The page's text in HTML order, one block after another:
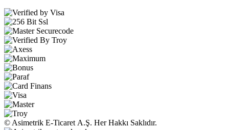
© Asimetrik E‑Ticaret A.Ş. Her Hakkı Saklıdır.